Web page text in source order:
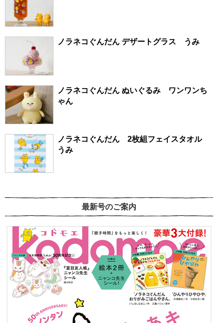
ノラネコぐんだん デザートグラス うみ
ノラネコぐんだん ぬいぐるみ ワンワンち
ゃん
ノラネコぐんだん 2枚組フェイスタオル
うみ
最新号のご案内